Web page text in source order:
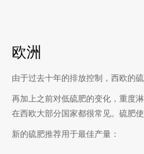
欧洲
由于过去十年的排放控制，西欧的
再加上之前对低硫肥的变化，重度
在西欧大部分国家都很常见。硫肥
新的硫肥推荐用于最佳产量：